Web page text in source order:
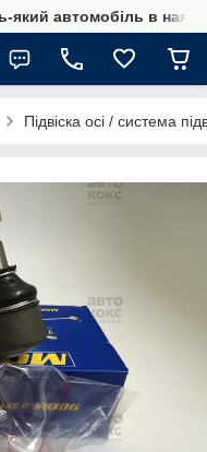
який автомобіль в
Підвіска осі / система